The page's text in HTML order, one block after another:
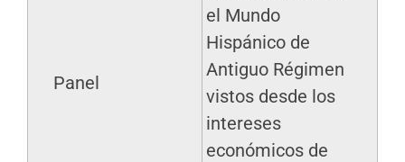
Panel
el Mundo
Hispánico de
Antiguo Régimen
vistos desde los
intereses
económicos de